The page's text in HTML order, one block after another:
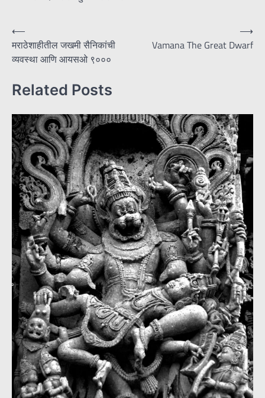
Post
navigation
⟵
मराठेशाहीतील जखमी सैनिकांची
व्यवस्था आणि आयसओ ९०००
Vamana The Great Dwarf
⟶
Related Posts